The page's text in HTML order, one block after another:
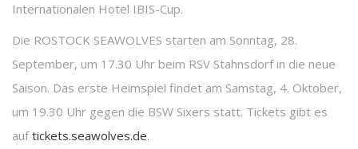
Internationalen Hotel IBIS-Cup.
Die ROSTOCK SEAWOLVES starten am Sonntag, 28.
September, um 17.30 Uhr beim RSV Stahnsdorf in die neue
Saison. Das erste Heimspiel findet am Samstag, 4. Oktober,
um 19.30 Uhr gegen die BSW Sixers statt. Tickets gibt es
auftickets.seawolves.de.